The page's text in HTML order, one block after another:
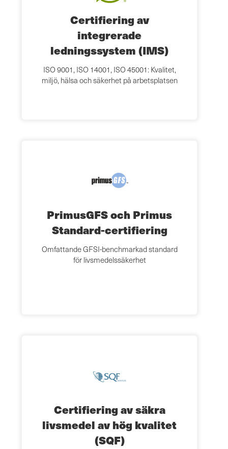
Certifiering av
integrerade
ledningssystem (IMS)
ISO 9001, ISO 14001, ISO 45001: Kvalitet,
miljö, hälsa och säkerhet på arbetsplatsen
PrimusGFS och Primus
Standard-certifiering
Omfattande GFSI-benchmarkad standard
för livsmedelssäkerhet
Certifiering av säkra
livsmedel av hög kvalitet
(SQF)